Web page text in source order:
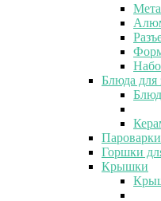
Блюда для
Пароварки
Горшки
Крышки